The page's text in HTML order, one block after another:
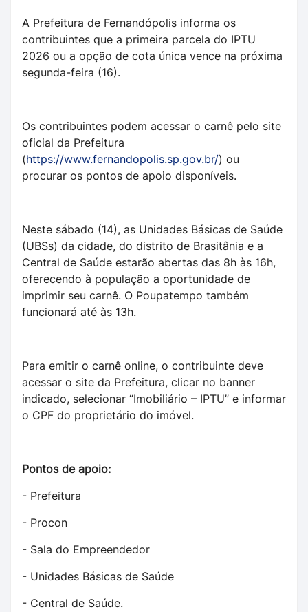
A Prefeitura de Fernandópolis informa os
contribuintes que a primeira parcela do IPTU
2026 ou a opção de cota única vence na próxima
segunda-feira (16).
Os contribuintes podem acessar o carnê pelo site
oficial da Prefeitura
(https://www.fernandopolis.sp.gov.br/) ou
procurar os pontos de apoio disponíveis.
Neste sábado (14), as Unidades Básicas de Saúde
(UBSs) da cidade, do distrito de Brasitânia e a
Central de Saúde estarão abertas das 8h às 16h,
oferecendo à população a oportunidade de
imprimir seu carnê. O Poupatempo também
funcionará até às 13h.
Para emitir o carnê online, o contribuinte deve
acessar o site da Prefeitura, clicar no banner
indicado, selecionar “Imobiliário – IPTU” e informar
o CPF do proprietário do imóvel.
Pontos de apoio:
- Prefeitura
- Procon
- Sala do Empreendedor
- Unidades Básicas de Saúde
- Central de Saúde.